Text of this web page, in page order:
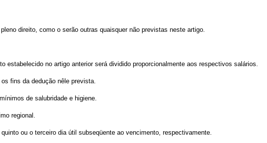
direito, como o serão outras quaisquer não previstas neste artigo.
no artigo anterior será dividido proporcionalmente aos respectivos salários.
fins da dedução nêle prevista.
de salubridade e higiene.
regional.
ou o terceiro dia útil subseqüente ao vencimento, respectivamente.